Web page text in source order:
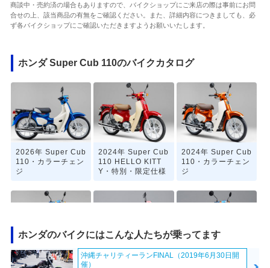
商談中・売約済の場合もありますので、バイクショップにご来店の際は事前にお問
合せの上、該当商品の有無をご確認ください。また、詳細内容につきましても、必
ず各バイクショップにご確認いただきますようお願いいたします。
ホンダ Super Cub 110のバイクカタログ
2026年 Super Cub
110・カラーチェン
ジ
2024年 Super Cub
110 HELLO KITT
Y・特別・限定仕様
2024年 Super Cub
110・カラーチェン
ジ
2022年 Super Cub
2020年 Super Cub
2020年 Super Cub
ホンダのバイクにはこんな人たちが乗ってます
沖縄チャリティーランFINAL（2019年6月30日開
催）